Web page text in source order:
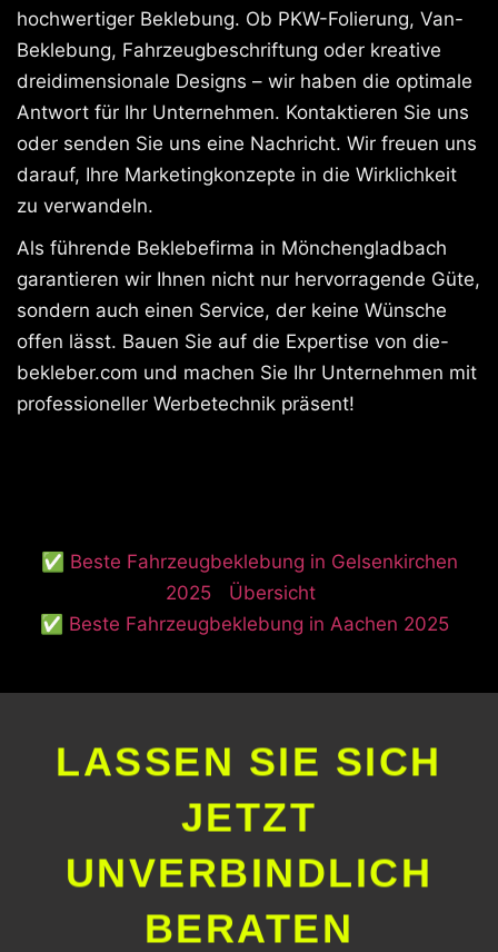
hochwertiger Beklebung. Ob PKW-Folierung, Van-
Beklebung, Fahrzeugbeschriftung oder kreative
dreidimensionale Designs – wir haben die optimale
Antwort für Ihr Unternehmen. Kontaktieren Sie uns
oder senden Sie uns eine Nachricht. Wir freuen uns
darauf, Ihre Marketingkonzepte in die Wirklichkeit
zu verwandeln.
Als führende Beklebefirma in Mönchengladbach
garantieren wir Ihnen nicht nur hervorragende Güte,
sondern auch einen Service, der keine Wünsche
offen lässt. Bauen Sie auf die Expertise von die-
bekleber.com und machen Sie Ihr Unternehmen mit
professioneller Werbetechnik präsent!
✅ Beste Fahrzeugbeklebung in Gelsenkirchen
2025
Übersicht
✅ Beste Fahrzeugbeklebung in Aachen 2025
LASSEN SIE SICH
JETZT
UNVERBINDLICH
BERATEN